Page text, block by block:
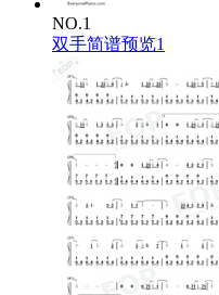
NO.1
双手简谱预览1